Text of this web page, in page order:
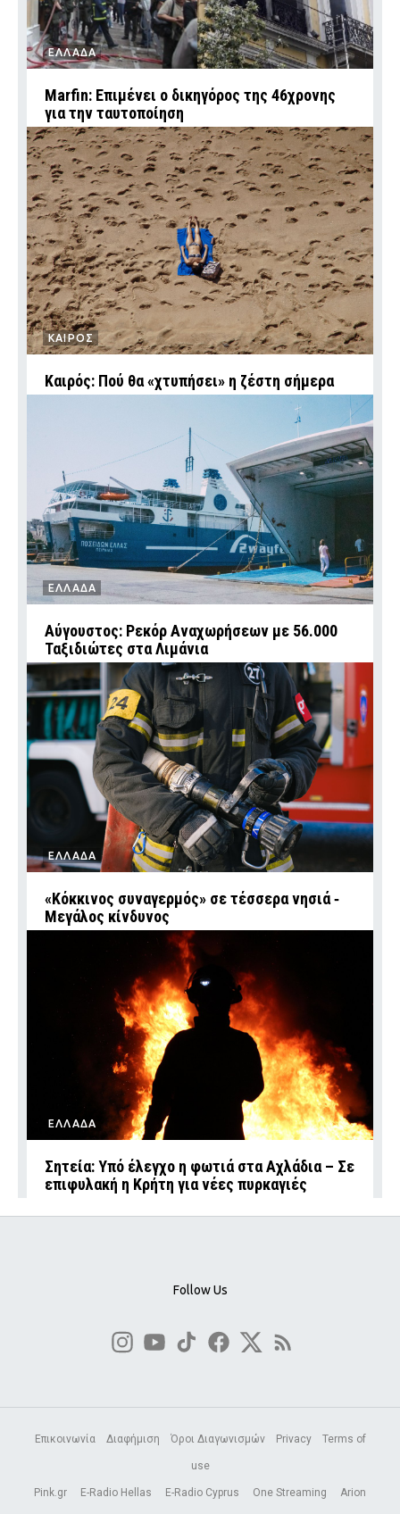
ΕΛΛΑΔΑ
Marfin: Επιμένει ο δικηγόρος της 46χρονης
για την ταυτοποίηση
ΚΑΙΡΟΣ
Καιρός: Πού θα «χτυπήσει» η ζέστη σήμερα
ΕΛΛΑΔΑ
Αύγουστος: Ρεκόρ Αναχωρήσεων με 56.000
Ταξιδιώτες στα Λιμάνια
ΕΛΛΑΔΑ
«Κόκκινος συναγερμός» σε τέσσερα νησιά ‑
Μεγάλος κίνδυνος
ΕΛΛΑΔΑ
Σητεία: Υπό έλεγχο η φωτιά στα Αχλάδια – Σε
επιφυλακή η Κρήτη για νέες πυρκαγιές
Follow Us
Επικοινωνία Διαφήμιση Όροι Διαγωνισμών Privacy Terms of
use
Pink.gr E-Radio Hellas E-Radio Cyprus One Streaming Arion